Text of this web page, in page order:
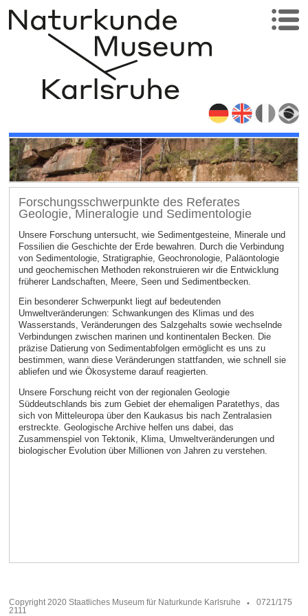
Forschungsschwerpunkte des Referates
Geologie, Mineralogie und Sedimentologie
Unsere Forschung untersucht, wie Sedimentgesteine, Minerale und
Fossilien die Geschichte der Erde bewahren. Durch die Verbindung
von Sedimentologie, Stratigraphie, Geochronologie, Paläontologie
und geochemischen Methoden rekonstruieren wir die Entwicklung
früherer Landschaften, Meere, Seen und Sedimentbecken.
Ein besonderer Schwerpunkt liegt auf bedeutenden
Umweltveränderungen: Schwankungen des Klimas und des
Wasserstands, Veränderungen des Salzgehalts sowie wechselnde
Verbindungen zwischen marinen und kontinentalen Becken. Die
präzise Datierung von Sedimentabfolgen ermöglicht es uns zu
bestimmen, wann diese Veränderungen stattfanden, wie schnell sie
abliefen und wie Ökosysteme darauf reagierten.
Unsere Forschung reicht von der regionalen Geologie
Süddeutschlands bis zum Gebiet der ehemaligen Paratethys, das
sich von Mitteleuropa über den Kaukasus bis nach Zentralasien
erstreckte. Geologische Archive helfen uns dabei, das
Zusammenspiel von Tektonik, Klima, Umweltveränderungen und
biologischer Evolution über Millionen von Jahren zu verstehen.
Copyright 2020 Staatliches Museum für Naturkunde Karlsruhe
0721/175
2111